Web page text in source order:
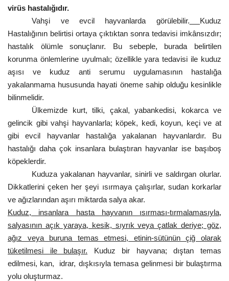
Spor
Gündem
Tekno Bilim
Ekonomi
Siyaset
Galeriler
Yaşam
Künye
Sağlık
İletişim
Kültür Sanat
virüs hastalığıdır.
Vahşi ve evcil hayvanlarda görülebilir.
Kuduz
Hastalığının belirtisi ortaya çıktıktan sonra tedavisi imkânsızdır;
hastalık ölümle sonuçlanır. Bu sebeple, burada belirtilen
korunma önlemlerine uyulmalı; özellikle yara tedavisi ile kuduz
aşısı ve kuduz anti serumu uygulamasının hastalığa
yakalanmama hususunda hayati öneme sahip olduğu kesinlikle
bilinmelidir.
Ülkemizde kurt, tilki, çakal, yabankedisi, kokarca ve
gelincik gibi vahşi hayvanlarla; köpek, kedi, koyun, keçi ve at
gibi evcil hayvanlar hastalığa yakalanan hayvanlardır. Bu
hastalığı daha çok insanlara bulaştıran hayvanlar ise başıboş
köpeklerdir.
Kuduza yakalanan hayvanlar, sinirli ve saldırgan olurlar.
Dikkatlerini çeken her şeyi ısırmaya çalışırlar, sudan korkarlar
ve ağızlarından aşırı miktarda salya akar.
Kuduz, insanlara hasta hayvanın ısırması-tırmalamasıyla,
salyasının açık yaraya, kesik, sıyrık veya çatlak deriye; göz,
ağız veya buruna temas etmesi, etinin-sütünün çiğ olarak
tüketilmesi ile bulaşır.
Kuduz bir hayvana; dıştan temas
edilmesi, kan,
idrar, dışkısıyla temasa gelinmesi bir bulaştırma
yolu oluşturmaz.